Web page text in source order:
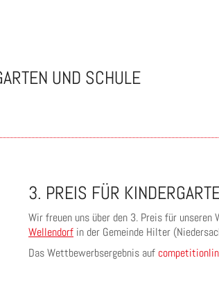
UND SCHULE
3. PREIS FÜR
Wir freuen uns über den 3. Preis für
Wellendorf in der Gemeinde Hilter
Das Wettbewerbsergebnis auf